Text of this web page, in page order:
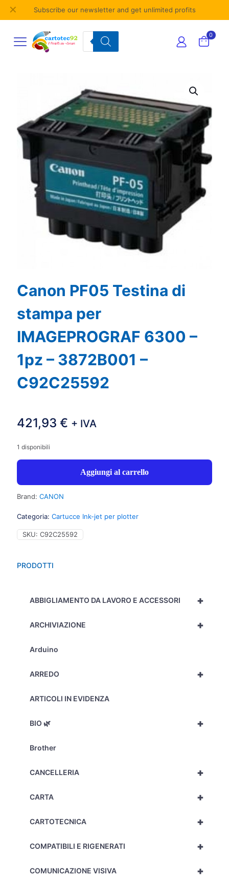
Subscribe our newsletter and get unlimited profits
✕
Products
search
0
PRODOTTI
+
ABBIGLIAMENTO DA LAVORO E ACCESSORI
+
ARCHIVIAZIONE
Arduino
+
ARREDO
ARTICOLI IN EVIDENZA
+
BIO 🌿
Brother
+
CANCELLERIA
+
CARTA
+
CARTOTECNICA
+
COMPATIBILI E RIGENERATI
+
COMUNICAZIONE VISIVA
Canon PF05 Testina di
stampa per
IMAGEPROGRAF 6300 –
1pz – 3872B001 –
C92C25592
421,93 € + IVA
1 disponibili
Aggiungi al carrello
Brand: CANON
Categoria: Cartucce Ink-jet per plotter
SKU: C92C25592